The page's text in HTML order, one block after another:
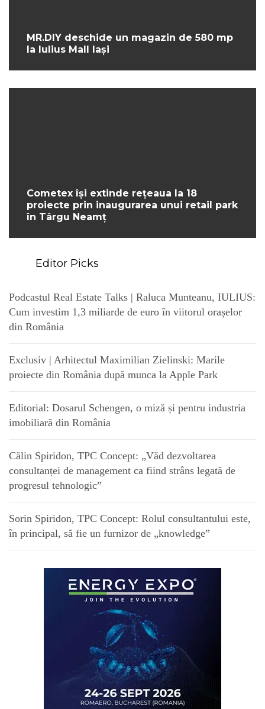
MR.DIY deschide un magazin de 580 mp
la Iulius Mall Iași
Cometex își extinde rețeaua la 18
proiecte prin inaugurarea unui retail park
în Târgu Neamț
Editor Picks
Podcastul Real Estate Talks | Raluca Munteanu, IULIUS:
Cum investim 1,3 miliarde de euro în viitorul orașelor
din România
Exclusiv | Arhitectul Maximilian Zielinski: Marile
proiecte din România după munca la Apple Park
Editorial: Dosarul Schengen, o miză și pentru industria
imobiliară din România
Călin Spiridon, TPC Concept: „Văd dezvoltarea
consultanței de management ca fiind strâns legată de
progresul tehnologic”
Sorin Spiridon, TPC Concept: Rolul consultantului este,
în principal, să fie un furnizor de „knowledge”